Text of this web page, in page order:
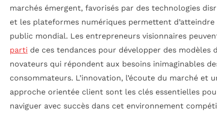
marchés émergent, favorisés par des technologies
et les plateformes numériques permettent d’atteindre
public mondial. Les entrepreneurs visionnaires
parti de ces tendances pour développer des modèles
novateurs qui répondent aux besoins inimaginables
consommateurs. L’innovation, l’écoute du marché et
approche orientée client sont les clés essentielles
naviguer avec succès dans cet environnement